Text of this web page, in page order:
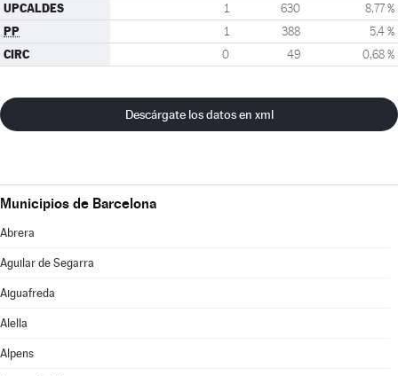
UPCALDES 1 630 8,77 %
PP 1 388 5,4 %
CIRC 0 49 0,68 %
Descárgate los datos en xml
Municipios de Barcelona
Abrera
Aguilar de Segarra
Aiguafreda
Alella
Alpens